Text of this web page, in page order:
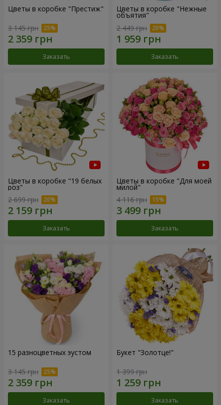
Цветы в коробке "Престиж"
3 145 грн
Заказать
Цветы в коробке "Нежные
объятия"
2 449 грн
Заказать
Цветы в коробке "19 белых
роз"
2 699 грн
Заказать
Цветы в коробке "Для моей
милой"
4 116 грн
Заказать
15 разноцветных эустом
3 145 грн
Заказать
Букет "Золотце!"
1 399 грн
Заказать